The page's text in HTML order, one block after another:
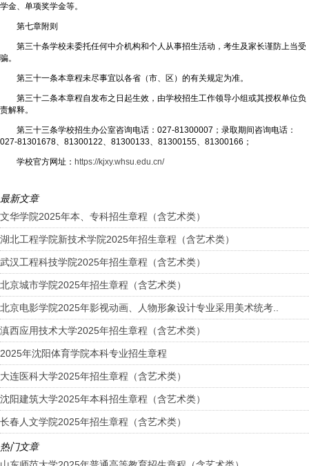
学金、单项奖学金等。
第七章附则
第三十条学校未委托任何中介机构和个人从事招生活动，考生及家长谨防上当受
骗。
第三十一条本章程未尽事宜以各省（市、区）的有关规定为准。
第三十二条本章程自发布之日起生效，由学校招生工作领导小组或其授权单位负
责解释。
第三十三条学校招生办公室咨询电话：027-81300007；录取期间咨询电话：
027-81301678、81300122、81300133、81300155、81300166；
学校官方网址： https://kjxy.whsu.edu.cn/
最新文章
文华学院2025年本、专科招生章程（含艺术类）
湖北工程学院新技术学院2025年招生章程（含艺术类）
武汉工程科技学院2025年招生章程（含艺术类）
北京城市学院2025年招生章程（含艺术类）
北京电影学院2025年影视动画、人物形象设计专业采用美术统考..
滇西应用技术大学2025年招生章程（含艺术类）
2025年沈阳体育学院本科专业招生章程
大连医科大学2025年招生章程（含艺术类）
沈阳建筑大学2025年本科招生章程（含艺术类）
长春人文学院2025年招生章程（含艺术类）
热门文章